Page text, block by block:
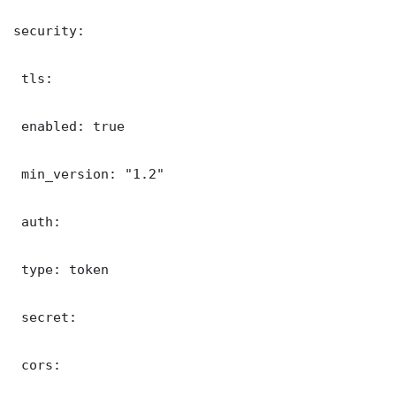
security:
tls:
enabled: true
min_version: "1.2"
auth:
type: token
secret:
cors: